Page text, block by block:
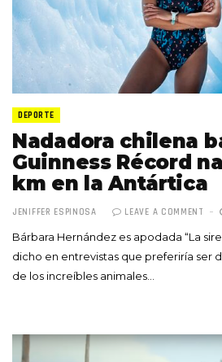
DEPORTE
Nadadora chilena
Guinness Récord
km en la Antártica
JENIFFER ESPINOSA LEAVE A COMMENT
Bárbara Hernández es apodada “La
dicho en entrevistas que preferiría ser
de los increíbles animales…